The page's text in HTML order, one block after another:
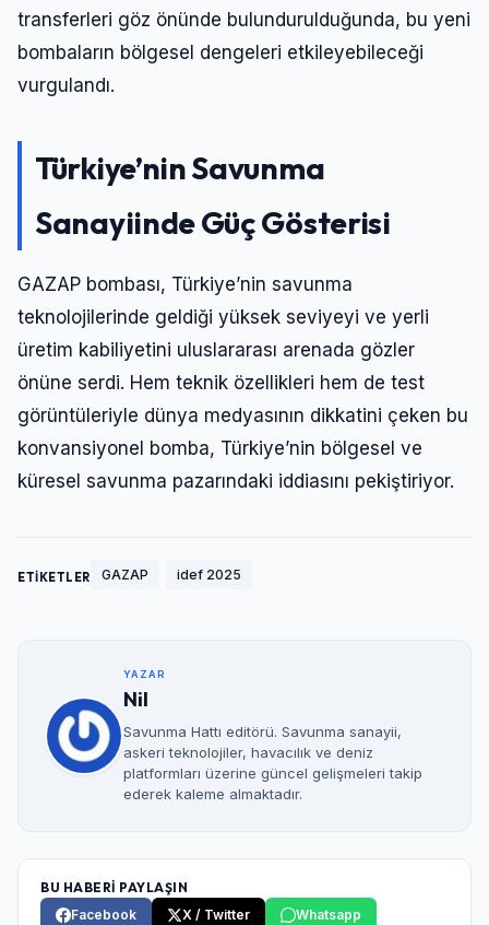
transferleri göz önünde bulundurulduğunda, bu yeni
bombaların bölgesel dengeleri etkileyebileceği
vurgulandı.
Türkiye’nin Savunma
Sanayiinde Güç Gösterisi
GAZAP bombası, Türkiye’nin savunma
teknolojilerinde geldiği yüksek seviyeyi ve yerli
üretim kabiliyetini uluslararası arenada gözler
önüne serdi. Hem teknik özellikleri hem de test
görüntüleriyle dünya medyasının dikkatini çeken bu
konvansiyonel bomba, Türkiye’nin bölgesel ve
küresel savunma pazarındaki iddiasını pekiştiriyor.
ETİKETLER GAZAP idef 2025
YAZAR
Nil
Savunma Hattı editörü. Savunma sanayii,
askeri teknolojiler, havacılık ve deniz
platformları üzerine güncel gelişmeleri takip
ederek kaleme almaktadır.
BU HABERİ PAYLAŞIN
Facebook
X / Twitter Whatsapp